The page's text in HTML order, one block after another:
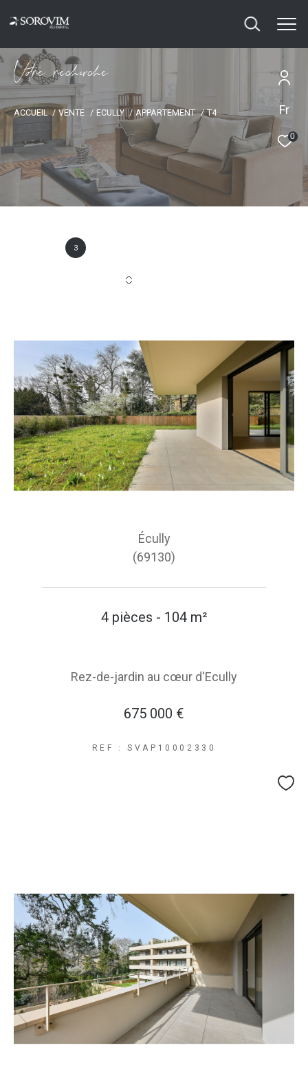
Fr
0
Vore recece
ACCUEIL VENTE ECULLY APPARTEMENT T4
3
Écully
(69130)
4 pièces - 104 m²
Rez-de-jardin au cœur d'Ecully
675 000 €
REF : SVAP10002330